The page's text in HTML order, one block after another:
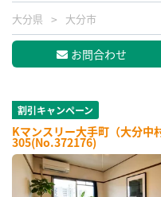
大分県 大分市
お問合わせ
割引キャンペーン
Kマンスリー大手町（大分中
305(No.372176)